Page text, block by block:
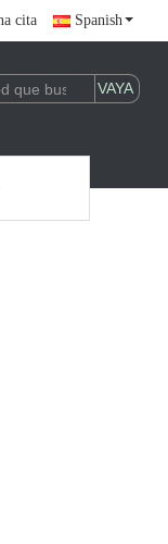
cita Spanish